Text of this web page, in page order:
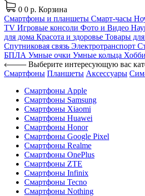
0 0 р. Корзина
Смартфоны и планшеты Смарт-часы
TV Игровые консоли Фото и Видео
для дома Красота и здоровье Товары
Спутниковая связь Электротранспорт
БПЛА Умные очки Умные кольца
Выберите интересующую вас
Смартфоны Планшеты Аксессуары
Смартфоны Apple
Смартфоны Samsung
Смартфоны Xiaomi
Смартфоны Huawei
Смартфоны Honor
Смартфоны Google Pixel
Смартфоны Realme
Смартфоны OnePlus
Смартфоны ZTE
Смартфоны Infinix
Смартфоны Tecno
Смартфоны Nothing